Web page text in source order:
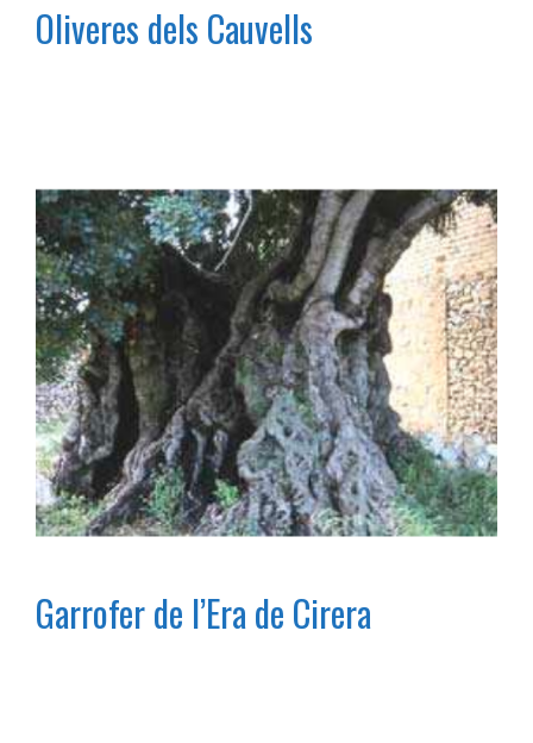
Oliveres dels Cauvells
Garrofer de l’Era de Cirera